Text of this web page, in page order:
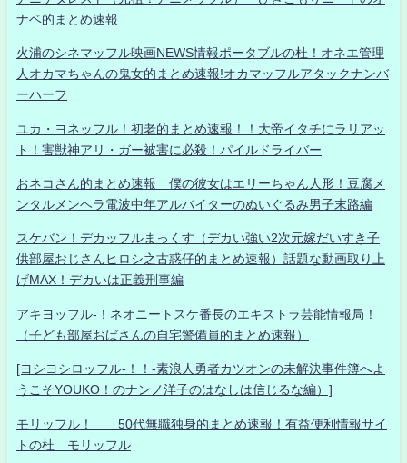
ナベ的まとめ速報
火浦のシネマッフル映画NEWS情報ポータブルの杜！オネエ管理
人オカマちゃんの鬼女的まとめ速報!オカマッフルアタックナンバ
ーハーフ
ユカ・ヨネッフル！初老的まとめ速報！！大帝イタチにラリアッ
ト！害獣神アリ・ガー被害に必殺！パイルドライバー
おネコさん的まとめ速報 僕の彼女はエリーちゃん人形！豆腐メ
ンタルメンヘラ電波中年アルバイターのぬいぐるみ男子末路編
スケバン！デカッフルまっくす（デカい強い2次元嫁だいすき子
供部屋おじさんヒロシ之古惑仔的まとめ速報）話題な動画取り上
げMAX！デカいは正義刑事編
アキヨッフル-！ネオニートスケ番長のエキストラ芸能情報局！
（子ども部屋おばさんの自宅警備員的まとめ速報）
[ヨシヨシロッフル-！！-素浪人勇者カツオンの未解決事件簿へよ
うこそYOUKO！のナンノ洋子のはなしは信じるな編）]
モリッフル！ 50代無職独身的まとめ速報！有益便利情報サイ
トの杜 モリッフル